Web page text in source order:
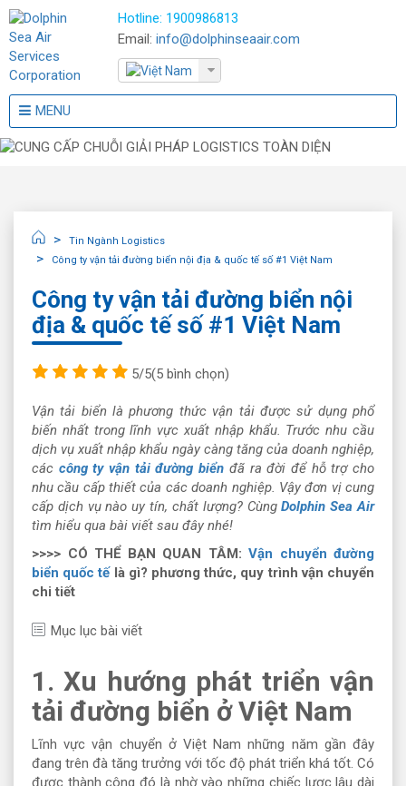
Hotline: 1900986813
Email: info@dolphinseaair.com
MENU
Tin Ngành Logistics
Công ty vận tải đường biển nội địa & quốc tế số #1 Việt Nam
Công ty vận tải đường biển nội
địa & quốc tế số #1 Việt Nam
5/5(5 bình chọn)
Vận tải biển là phương thức vận tải được sử dụng phổ
biến nhất trong lĩnh vực xuất nhập khẩu. Trước nhu cầu
dịch vụ xuất nhập khẩu ngày càng tăng của doanh nghiệp,
các công ty vận tải đường biển đã ra đời để hỗ trợ cho
nhu cầu cấp thiết của các doanh nghiệp. Vậy đơn vị cung
cấp dịch vụ nào uy tín, chất lượng? CùngDolphin Sea Air
tìm hiểu qua bài viết sau đây nhé!
>>>> CÓ THỂ BẠN QUAN TÂM: Vận chuyển đường
biển quốc tếlà gì? phương thức, quy trình vận chuyển
chi tiết
Mục lục bài viết
1. Xu hướng phát triển vận
tải đường biển ở Việt Nam
Lĩnh vực vận chuyển ở Việt Nam những năm gần đây
đang trên đà tăng trưởng với tốc độ phát triển khá tốt. Có
được thành công đó là nhờ vào những chiếc lược lâu dài